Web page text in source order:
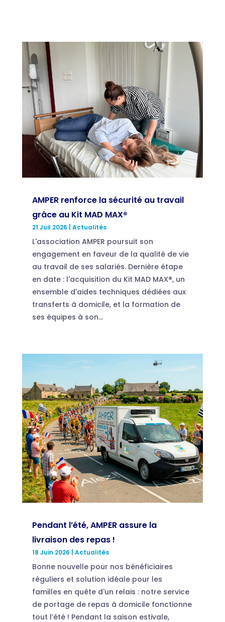
AMPER renforce la sécurité au travail
grâce au Kit MAD MAX®
21 Juil 2026 Actualités
L'association AMPER poursuit son
engagement en faveur de la qualité de vie
au travail de ses salariés. Dernière étape
en date : l'acquisition du Kit MAD MAX®, un
ensemble d'aides techniques dédiées aux
transferts à domicile, et la formation de
ses équipes à son...
Pendant l’été, AMPER assure la
livraison des repas !
18 Juin 2026 Actualités
Bonne nouvelle pour nos bénéficiaires
réguliers et solution idéale pour les
familles en quête d'un relais : notre service
de portage de repas à domicile fonctionne
tout l’été ! Pendant la saison estivale,